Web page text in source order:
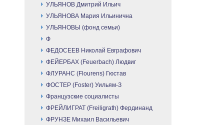
УЛЬЯНОВ Дмитрий Ильич
УЛЬЯНОВА Мария Ильинична
УЛЬЯНОВЫ (фонд семьи)
Ф
ФЕДОСЕЕВ Николай Евграфович
ФЕЙЕРБАХ (Feuerbach) Людвиг
ФЛУРАНС (Flourens) Гюстав
ФОСТЕР (Foster) Уильям-З
Французские социалисты
ФРЕЙЛИГРАТ (Freiligrath) Фердинанд
ФРУНЗЕ Михаил Васильевич